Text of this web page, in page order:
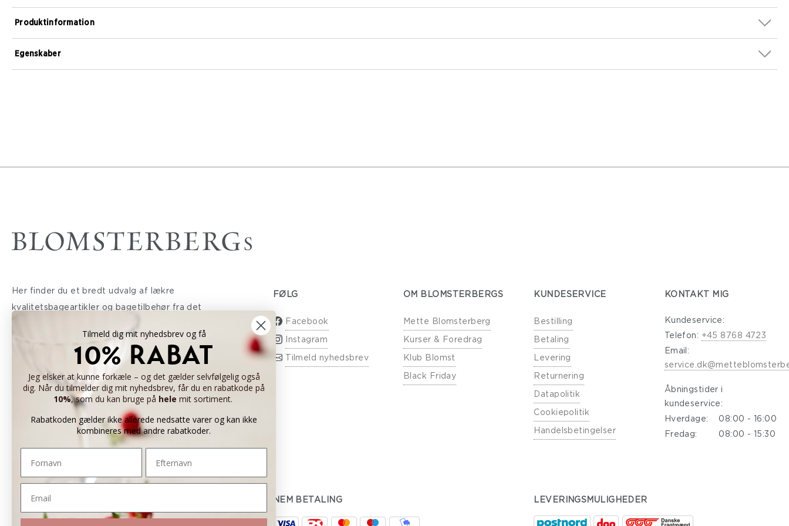
Egenskaber
Produktinformation
Her finder du et bredt udvalg af lækre
kvalitetsbageartikler og bagetilbehør fra det
salte køkken. Alle produkterne er afprøvet og valgt af
Mette Blomsterberg og hendes team. Mette
Blomsterberg er iværksætter og faglært konditor, som
mange af os kender fra ”Det søde liv”, ”Den store
bagedyst”, ”Price Blomsterberg” m.fl. Mette er et utrolig
passioneret menneske, som har sendt appetit rundt i
danskerenes stuer, hvor hun i årevis har delt ud af sin
FØLG
Facebook
Instagram
Tilmeld nyhedsbrev
OM BLOMSTERBERGS
Mette Blomsterberg
Kurser & Foredrag
Klub Blomst
Black Friday
KUNDESERVICE
Bestilling
Betaling
Levering
Returnering
Datapolitik
Cookiepolitik
Handelsbetingelser
KONTAKT MIG
Kundeservice:
Telefon: +45 8768 4723
Email:
Åbningstider i
kundeservice:
Hverdage: 08:00 - 16:00
Fredag: 08:00 - 15:30
NEM BETALING LEVERINGSMULIGHEDER
Tilmeld dig mit nyhedsbrev og få
10% RABAT
Jeg elsker at kunne forkæle – og det gælder selvfølgelig også
dig. Når du tilmelder dig mit nyhedsbrev, får du en rabatkode på
10%, som du kan bruge på hele mit sortiment.
Rabatkoden gælder ikke allerede nedsatte varer og kan ikke
kombineres med andre rabatkoder.